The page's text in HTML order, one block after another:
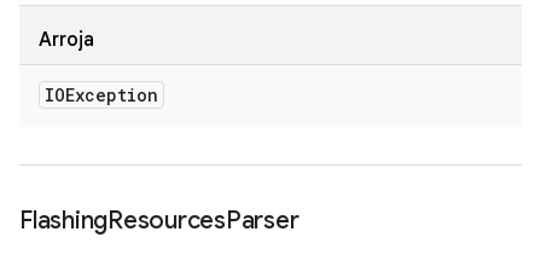
Arroja
IOException
FlashingResourcesParser